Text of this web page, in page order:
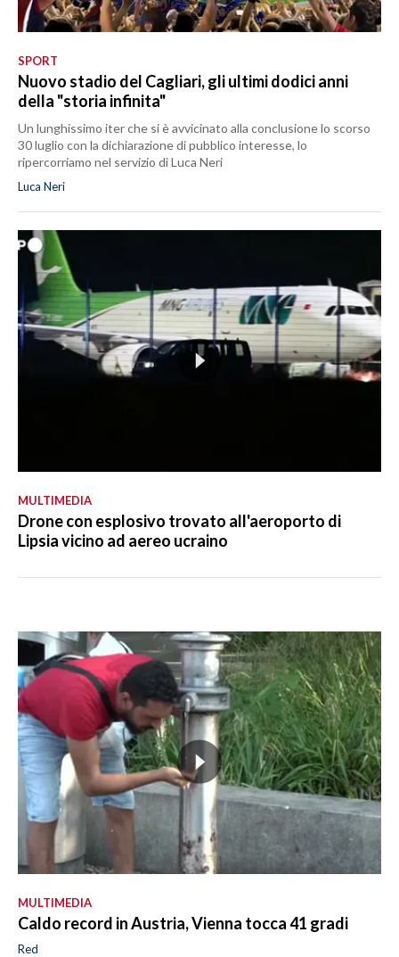
SPORT
Nuovo stadio del Cagliari, gli ultimi dodici anni
della "storia infinita"
Un lunghissimo iter che si è avvicinato alla conclusione lo scorso
30 luglio con la dichiarazione di pubblico interesse, lo
ripercorriamo nel servizio di Luca Neri
Luca Neri
MULTIMEDIA
Drone con esplosivo trovato all'aeroporto di
Lipsia vicino ad aereo ucraino
MULTIMEDIA
Caldo record in Austria, Vienna tocca 41 gradi
Red